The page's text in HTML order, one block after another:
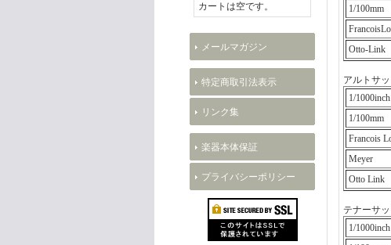
カートは空です。
メールマガジン
特定商取引法表示
リンク集
楽器本体保証
プライバシーポリシー
1/100mm
Otto-Link
アルトサ
1/1000inch
1/100mm
Francois
Meyer
Otto Link
テナーサ
1/1000inch